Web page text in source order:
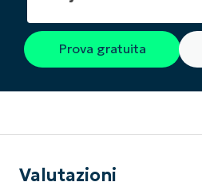
Prova gratuita
Valutazioni